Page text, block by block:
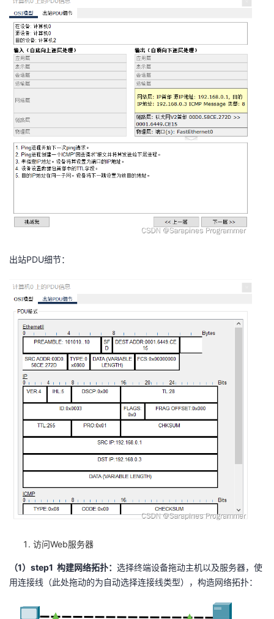
出站PDU细节：
访问Web服务器
（1）step1 构建网络拓扑： 选择终端设备拖动主机以及服务器，使
用连接线（此处拖动的为自动选择连接线类型），构造网络拓扑：